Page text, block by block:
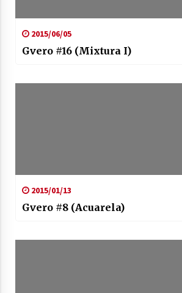
2015/06/05
Gvero #16 (Mixtura I)
2015/01/13
Gvero #8 (Acuarela)